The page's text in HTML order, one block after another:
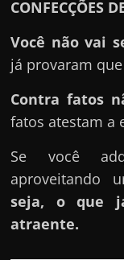
CONFECÇÕES
Você não vai
já provaram
Contra fatos
fatos atestam a
Se você
aproveitando
seja, o que
atraente.